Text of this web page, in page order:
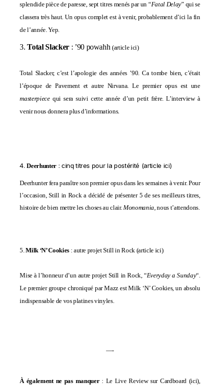
splendide pièce de paresse, sept titres menés par un “Fatal Delay” qui se
classera très haut. Un opus complet est à venir, probablement d’ici la fin
de l’année. Yep.
3. Total Slacker: ’90 powahh (article ici)
Total Slacker, c’est l’apologie des années ’90. Ca tombe bien, c’était
l’époque de Pavement et autre Nirvana. Le premier opus est une
masterpiecequi sera suivi cette année d’un petit frère. L’interview à
venir nous donnera plus d’informations.
4.Deerhunter: cinq titres pour la postérité (article ici)
Deerhunter fera paraître son premier opus dans les semaines à venir. Pour
l’occasion, Still in Rock a décidé de présenter 5 de ses meilleurs titres,
histoire de bien mettre les choses au clair.Monomania, nous t’attendons.
5.Milk ‘N’ Cookies : autre projet Still in Rock (article ici)
Mise à l’honneur d’un autre projet Still in Rock, “Everyday a Sunday“.
Le premier groupe chroniqué par Mazz est Milk ‘N’ Cookies, un absolu
indispensable de vos platines vinyles.
—-
À également ne pas manquer: Le Live Review sur Cardboard (ici),